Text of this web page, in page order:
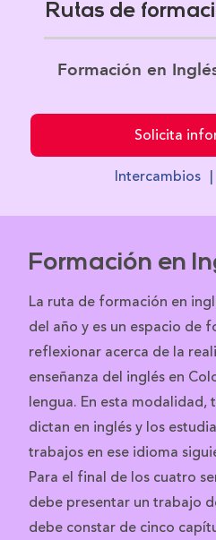
Rutas de
Formación en
Solicita
Intercambios |
Formación en
La ruta de formación en
del año y es un espacio de
reflexionar acerca de la
enseñanza del inglés en
lengua. En esta modalidad,
dictan en inglés y los
trabajos en ese idioma
Para el final de los cuatro
debe presentar un trabajo
debe constar de cinco